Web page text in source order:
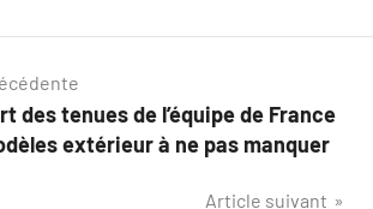
des tenues de l’équipe de France
extérieur à ne pas manquer
Article suivant